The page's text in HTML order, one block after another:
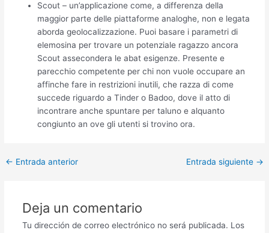
Scout – un’applicazione come, a differenza della
maggior parte delle piattaforme analoghe, non e legata
aborda geolocalizzazione. Puoi basare i parametri di
elemosina per trovare un potenziale ragazzo ancora
Scout assecondera le abat esigenze. Presente e
parecchio competente per chi non vuole occupare an
affinche fare in restrizioni inutili, che razza di come
succede riguardo a Tinder o Badoo, dove il atto di
incontrare anche spuntare per taluno e alquanto
congiunto an ove gli utenti si trovino ora.
Post
← Entrada anterior Entrada siguiente →
Deja un comentario
Tu dirección de correo electrónico no será publicada. Los